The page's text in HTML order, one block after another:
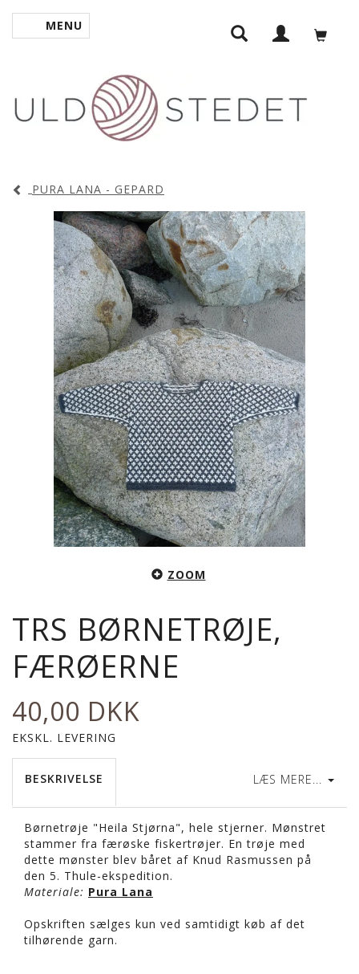
SKIFTE NAVIGATION
MENU
PURA LANA - GEPARD
ZOOM
TRS BØRNETRØJE,
FÆRØERNE
40,00 DKK
EKSKL. LEVERING
LÆS MERE...
BESKRIVELSE
Børnetrøje "Heila Stjørna", hele stjerner. Mønstret
stammer fra færøske fiskertrøjer. En trøje med
dette mønster blev båret af Knud Rasmussen på
den 5. Thule-ekspedition.
Materiale: Pura Lana
Opskriften sælges kun ved samtidigt køb af det
tilhørende garn.